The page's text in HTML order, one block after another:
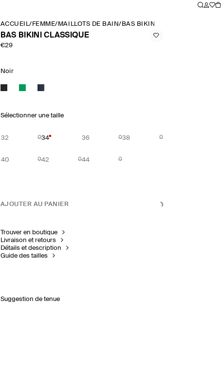
ACCUEIL/ FEMME/ MAILLOTS DE BAIN/ BAS BIKINI CLASSIQUE
BAS BIKINI CLASSIQUE
€29
Noir
Sélectionner une taille
32 34 36 38
40 42 44
AJOUTER AU PANIER
Trouver en boutique
Livraison et retours
Détails et description
Guide des tailles
Suggestion de tenue